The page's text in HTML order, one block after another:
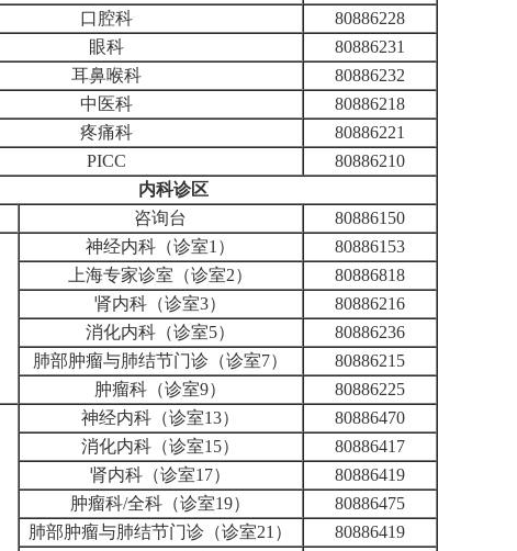
口腔科
80886228
眼科
80886231
耳鼻喉科 80886232
中医科
80886218
疼痛科
80886221
PICC
80886210
内科诊区
咨询台
80886150
神经内科（诊室1）
80886153
上海专家诊室（诊室2）
80886818
肾内科（诊室3）
80886216
消化内科（诊室5） 80886236
肺部肿瘤与肺结节门诊（诊室7）
80886215
肿瘤科（诊室9）
80886225
神经内科（诊室13） 80886470
消化内科（诊室15）
80886417
肾内科（诊室17）
80886419
肿瘤科/全科（诊室19）
80886475
肺部肿瘤与肺结节门诊（诊室21）
80886419